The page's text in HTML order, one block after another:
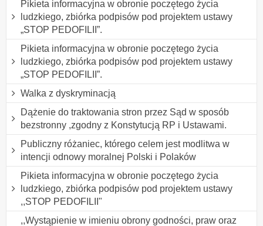
Pikieta informacyjna w obronie poczętego życia
ludzkiego, zbiórka podpisów pod projektem ustawy
„STOP PEDOFILII”.
Pikieta informacyjna w obronie poczętego życia
ludzkiego, zbiórka podpisów pod projektem ustawy
„STOP PEDOFILII”.
Walka z dyskryminacją
Dążenie do traktowania stron przez Sąd w sposób
bezstronny ,zgodny z Konstytucją RP i Ustawami.
Publiczny różaniec, którego celem jest modlitwa w
intencji odnowy moralnej Polski i Polaków
Pikieta informacyjna w obronie poczętego życia
ludzkiego, zbiórka podpisów pod projektem ustawy
,,STOP PEDOFILII"
,,Wystąpienie w imieniu obrony godności, praw oraz